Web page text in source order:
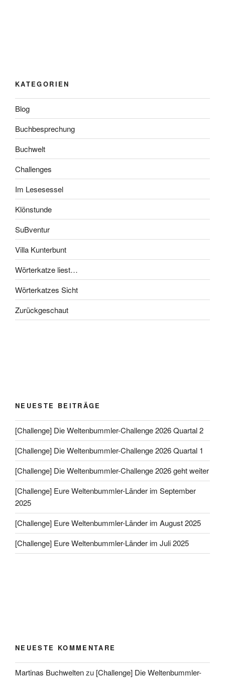
KATEGORIEN
Blog
Buchbesprechung
Buchwelt
Challenges
Im Lesesessel
Klönstunde
SuBventur
Villa Kunterbunt
Wörterkatze liest…
Wörterkatzes Sicht
Zurückgeschaut
NEUESTE BEITRÄGE
[Challenge] Die Weltenbummler-Challenge 2026 Quartal 2
[Challenge] Die Weltenbummler-Challenge 2026 Quartal 1
[Challenge] Die Weltenbummler-Challenge 2026 geht weiter
[Challenge] Eure Weltenbummler-Länder im September
2025
[Challenge] Eure Weltenbummler-Länder im August 2025
[Challenge] Eure Weltenbummler-Länder im Juli 2025
NEUESTE KOMMENTARE
Martinas Buchweltenzu [Challenge] Die Weltenbummler-